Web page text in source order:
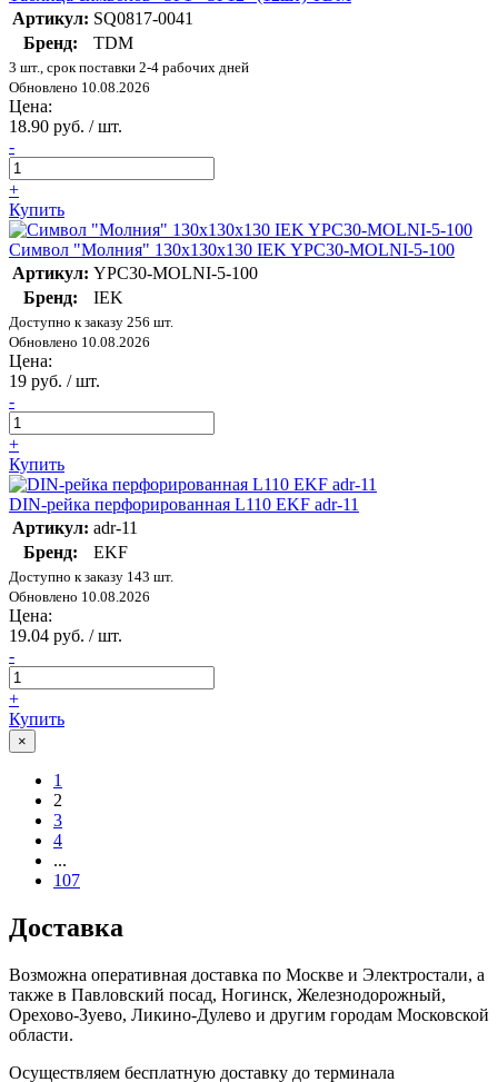
Артикул: SQ0817-0041
Бренд:
TDM
3 шт., срок поставки 2-4 рабочих дней
Обновлено 10.08.2026
Цена:
18.90 руб. / шт.
-
+
Купить
Символ "Молния" 130х130х130 IEK YPC30-MOLNI-5-100
Артикул: YPC30-MOLNI-5-100
Бренд:
IEK
Доступно к заказу 256 шт.
Обновлено 10.08.2026
Цена:
19 руб. / шт.
-
+
Купить
DIN-рейка перфорированная L110 EKF adr-11
Артикул: adr-11
Бренд:
EKF
Доступно к заказу 143 шт.
Обновлено 10.08.2026
Цена:
19.04 руб. / шт.
-
+
Купить
×
1
2
3
4
...
107
Доставка
Возможна оперативная доставка по Москве и Электростали, а
также в Павловский посад, Ногинск, Железнодорожный,
Орехово-Зуево, Ликино-Дулево и другим городам Московской
области.
Осуществляем бесплатную доставку до терминала